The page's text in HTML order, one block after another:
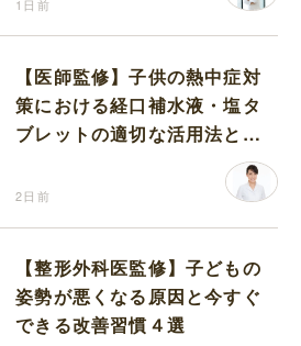
1日前
【医師監修】子供の熱中症対
策における経口補水液・塩タ
ブレットの適切な活用法と水
2日前
【整形外科医監修】子どもの
姿勢が悪くなる原因と今すぐ
できる改善習慣４選